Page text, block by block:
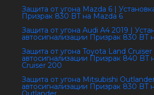
Защита от угона Mazda 6 |
Призрак 830 BT на Mazda 6
Защита от угона Audi A4 2019 |
автосигнализации Призрак 830 BT
Защита от угона Toyota Land
автосигнализации Призрак 840 BT
Cruiser 200
Защита от угона Mitsubishi
автосигнализации Призрак 830 BT